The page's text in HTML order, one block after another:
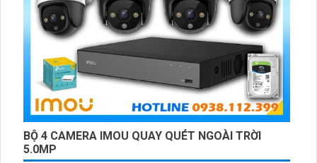
BỘ 4 CAMERA IMOU QUAY QUÉT NGOÀI TRỜI
5.0MP